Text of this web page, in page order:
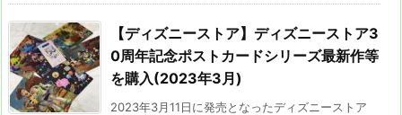
【ディズニーストア】ディズニーストア3
0周年記念ポストカードシリーズ最新作等
を購入(2023年3月)
2023年3月11日に発売となったディズニーストア